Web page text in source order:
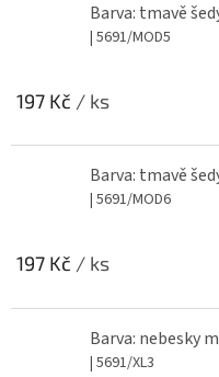
Barva: tmavě
| 5691/MOD5
197 Kč / ks
Barva: tmavě
| 5691/MOD6
197 Kč / ks
Barva: nebesky
| 5691/XL3